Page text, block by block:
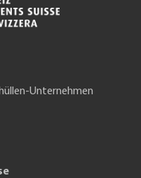
Unternehmen